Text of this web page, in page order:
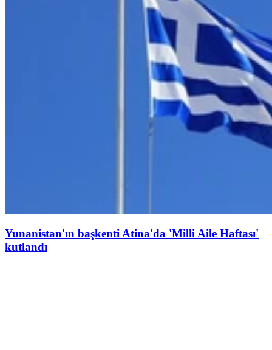
Yunanistan'ın başkenti Atina'da 'Milli Aile Haftası'
kutlandı